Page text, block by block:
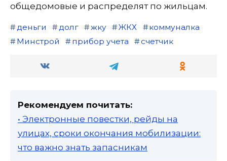
общедомовые и распределят по жильцам.
деньги долг жку ЖКХ
коммуналка
Минстрой
прибор учета счетчик
Рекомендуем почитать:
• Электронные повестки, рейды на
улицах, сроки окончания мобилизации:
что важно знать запасникам